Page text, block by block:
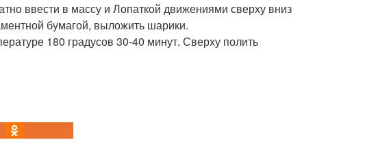
ввести в массу и Лопаткой движениями сверху вниз
бумагой, выложить шарики.
180 градусов 30-40 минут. Сверху полить